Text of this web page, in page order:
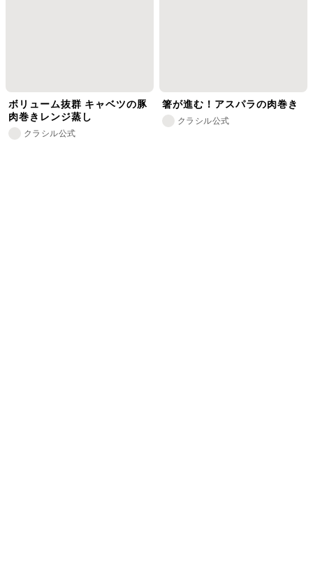
ボリューム抜群 キャベツの豚
肉巻きレンジ蒸し
クラシル公式
箸が進む！アスパラの肉巻き
クラシル公式